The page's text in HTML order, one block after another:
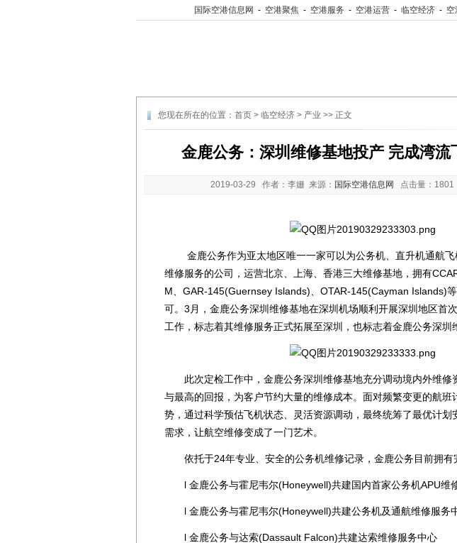
国际空港信息网 - 空港聚焦 - 空港服务 - 空港运营 - 临空经济 - 空
您现在所在的位置： 首页 > 临空经济 > 产业 >> 正文
金鹿公务：深圳维修基地投产 完成湾流
2019-03-29 作者：李姗 来源： 国际空港信息网 点击量： 1801
金鹿公务作为亚太地区唯一一家可以为公务机、直升机通航飞
维修服务的公司，运营北京、上海、香港三大维修基地，拥有
M、GAR-145(Guernsey Islands)、OTAR-145(Cayman Islands)
可。3月，金鹿公务深圳维修基地在深圳机场顺利开展深圳地区首
工作，标志着其维修服务正式拓展至深圳，也标志着金鹿公务深圳
此次定检工作中，金鹿公务深圳维修基地充分调动境内外维修
与最高的回报，为客户节约大量的维修成本。面对频繁变更的航班
势，通过科学预估飞机状态、灵活资源调动，最终统筹了最优计划
需求，让航空维修变成了一门艺术。
依托于24年专业、安全的公务机维修记录，金鹿公务目前拥有
l 金鹿公务与霍尼韦尔(Honeywell)共建国内首家公务机APU维
l 金鹿公务与霍尼韦尔(Honeywell)共建公务机及通航维修服务
l 金鹿公务与达索(Dassault Falcon)共建达索维修服务中心